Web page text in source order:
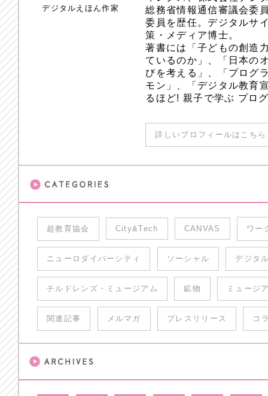
デジタルえほん作家
総務省情報通信審議会委
委員を歴任。デジタルサ
策・メディア博士。
著書には「子どもの創造
ているのか」、「日本の
びを考える」、「プログ
モン」、「デジタル教育
るほど! 親子で学ぶ プロ
詳しいプロフィールはこち
超教育協会 City&Tech CANVAS ワー
ニューロダイバーシティ ソーシャル デジタ
チルドレンズ・ミュージアム 鉱物 ミュージ
関連記事 メルマガ プレスリリース コ